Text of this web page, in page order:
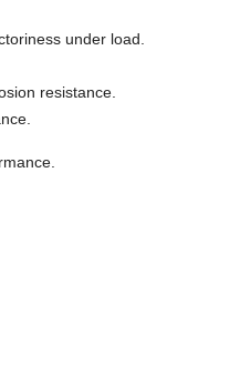
under load.
resistance.